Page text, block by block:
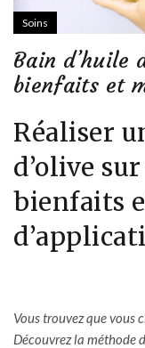
Soins
Bain d’huile
bienfaits et
Réaliser
d’olive
bienfaits
Vous trouvez que vous
Découvrez la méthode